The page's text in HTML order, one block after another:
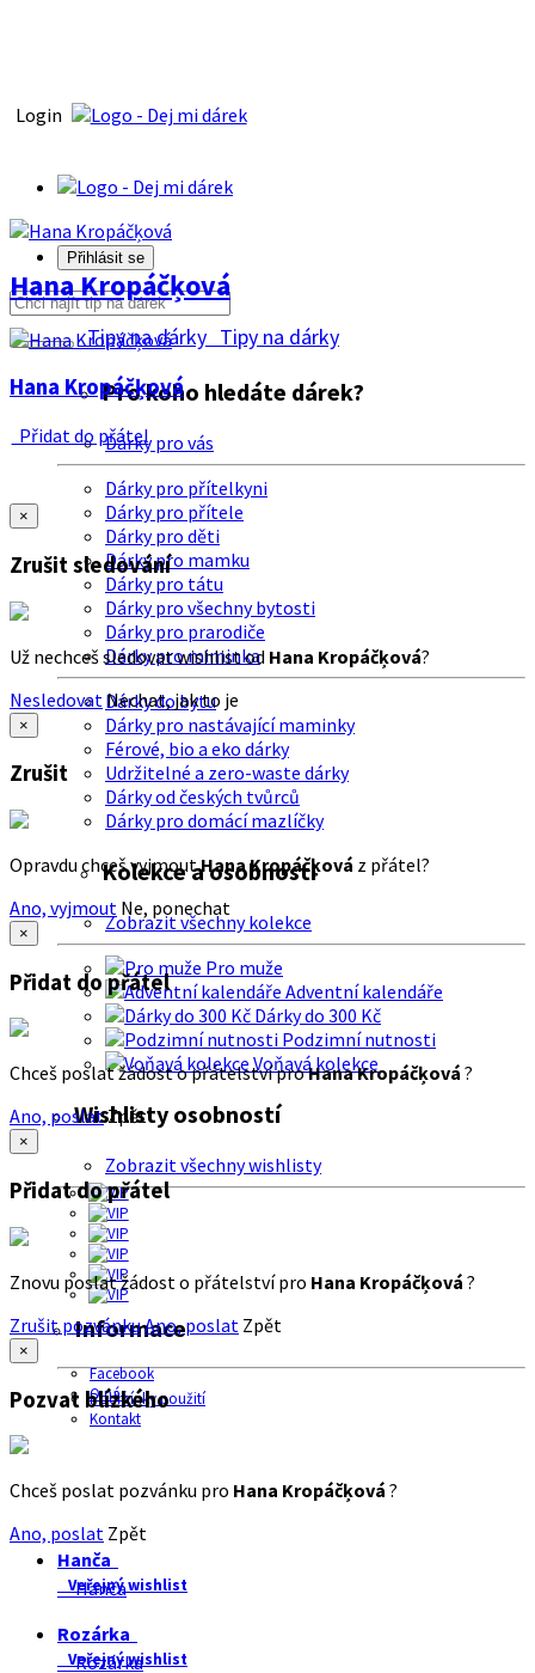
Login
Přihlásit se
Tipy na dárky Tipy na dárky
Pro koho hledáte dárek?
Dárky pro vás
Dárky pro přítelkyni
Dárky pro přítele
Dárky pro děti
Dárky pro mamku
Dárky pro tátu
Dárky pro všechny bytosti
Dárky pro prarodiče
Dárky pro miminka
Dárky do bytu
Dárky pro nastávající maminky
Férové, bio a eko dárky
Udržitelné a zero-waste dárky
Dárky od českých tvůrců
Dárky pro domácí mazlíčky
Kolekce a osobnosti
Zobrazit všechny kolekce
Pro muže
Adventní kalendáře
Dárky do 300 Kč
Podzimní nutnosti
Voňavá kolekce
Wishlisty osobností
Zobrazit všechny wishlisty
Informace
Facebook
O nás
Podmínky použití
Kontakt
Hana Kropáčķová
Hana Kropáčķová
Přidat do přátel
×
Zrušit sledování
Už nechceš sledovat wishlist od Hana Kropáčķová?
Nesledovat Nechat, jak to je
×
Zrušit
Opravdu chceš vyjmoutHana Kropáčķová z přátel?
Ano, vyjmout Ne, ponechat
×
Přidat do přátel
Chceš poslat žádost o přátelství proHana Kropáčķová ?
Ano, poslatZpět
×
Přidat do přátel
Znovu poslat žádost o přátelství pro Hana Kropáčķová ?
Zrušit pozvánkuAno, poslat Zpět
×
Pozvat blízkého
Chceš poslat pozvánku pro Hana Kropáčķová ?
Ano, poslat Zpět
Hanča
Veřejný wishlist
Hanča
Rozárka
Veřejný wishlist
Rozárka